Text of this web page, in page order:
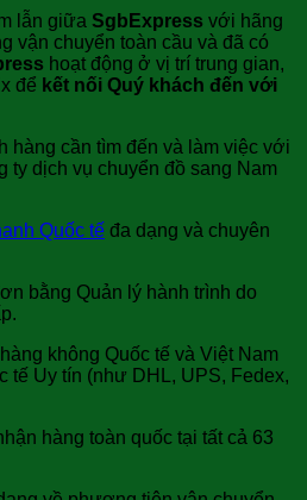
lẫn giữa SgbExpress với hãng
vận chuyển toàn cầu và đã có
hoạt động ở vị trí trung gian,
để kết nối Quý khách đến với
hàng cần tìm đến và làm việc với
ty dịch vụ chuyển đồ sang Nam
Quốc tế đa dạng và chuyên
bằng Quản lý hành trình do
không Quốc tế và Việt Nam
tế Uy tín (như DHL, UPS, Fedex,
hàng toàn quốc tại tất cả 63